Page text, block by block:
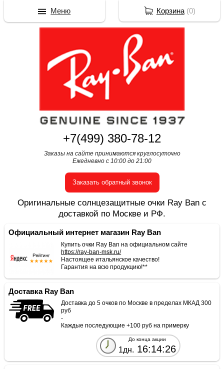
+7(499) 380-78-12
Заказы на сайте принимаются круглосуточно
Ежедневно с 10:00 до 21:00
Заказать обратный звонок
Оригинальные солнцезащитные очки Ray Ban с
доставкой по Москве и РФ.
Официальный интернет магазин Ray Ban
Купить очки Ray Ban на официальном сайте
https://ray-ban-msk.ru/
Настоящее итальянское качество!
Гарантия на всю продукцию!**
Доставка Ray Ban
Доставка до 5 очков по Москве в пределах МКАД 300
руб
-
Каждые последующие +100 руб на примерку
До конца акции
1дн. 16:14:26
Корзина(0)
Меню